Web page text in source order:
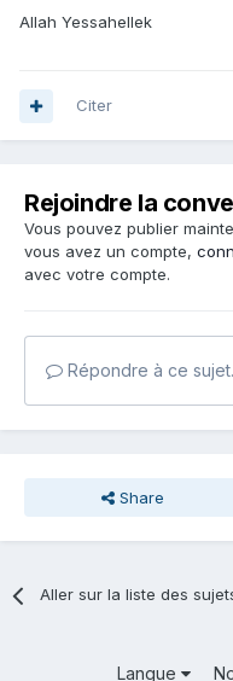
Allah Yessahellek
Citer
Rejoindre la
Vous pouvez publier
vous avez un compte,
avec votre compte.
Répondre à ce
Share
Aller sur la liste des
Langue